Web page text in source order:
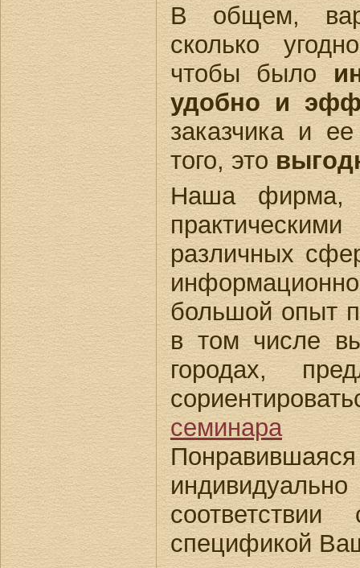
В общем,
сколько
чтобы было
удобно и
заказчика и
того, это
Наша фирма,
различных
большой опыт
в том числе
городах,
семинара
спецификой